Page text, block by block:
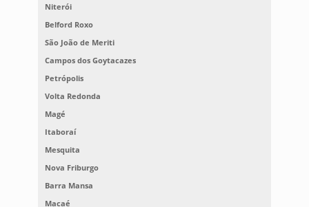
Niterói
Belford Roxo
São João de Meriti
Campos dos Goytacazes
Petrópolis
Volta Redonda
Magé
Itaboraí
Mesquita
Nova Friburgo
Barra Mansa
Macaé